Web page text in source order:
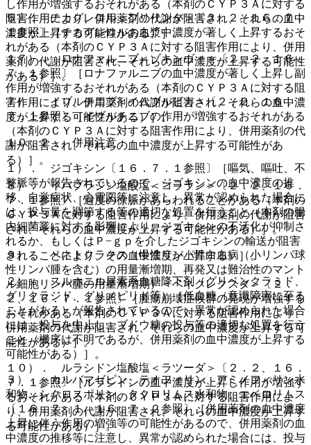
し作用が増強するおそれがある（本剤のＣＹＰ３Ａに対する
阻害作用により、併用薬剤の代謝が阻害され、それらの血中
濃度が上昇する可能性がある）］。
１７）． ロナファルニブ＜ゾキンヴィ＞〔２．２、１６．
７．１参照〕［ロナファルニブの血中濃度が著しく上昇し副
作用が増強するおそれがある（本剤のＣＹＰ３Ａに対する阻
害作用により、併用薬剤の代謝が阻害され、それらの血中濃
度が上昇する可能性がある）］。
１０．２． 併用注意：
１）． ジゴキシン〔１６．７．１参照〕［嘔気、嘔吐、不
整脈等が報告されているので、ジゴキシンの血中濃度の推
移、自覚症状、心電図等に注意し、異常が認められた場合に
は、投与量を調節する等の適切な処置を行うこと（本剤の腸
内細菌叢に対する影響により、ジゴキシンの不活化が抑制さ
れるか、もしくはＰ−ｇｐを介したジゴキシンの輸送が阻害
されることにより、その血中濃度が上昇する）］。
２）． スルホニル尿素系血糖降下剤（グリベンクラミド、
グリクラジド、グリメピリド等）［低血糖（意識障害に至る
ことがある）が報告されているので、異常が認められた場合
には、投与を中止し、ブドウ糖の投与等の適切な処置を行う
こと（機序は不明であるが、併用薬剤の血中濃度が上昇する
可能性がある）］。
３）． カルバマゼピン、テオフィリン、アミノフィリン水
和物、シクロスポリン、タクロリムス水和物、エベロリムス
〔１６．７．１、１６．７．２参照〕［併用薬剤の血中濃度
上昇に伴う作用の増強等の可能性があるので、併用薬剤の血
中濃度の推移等に注意し、異常が認められた場合には、投与
６）． チカグレロル＜ブリリンタ＞〔２．２、１６．７．
１参照〕［チカグレロルの血漿中濃度が著しく上昇するおそ
れがある（本剤のＣＹＰ３Ａに対する阻害作用により、併用
薬剤の代謝が阻害され、それらの血中濃度が上昇する可能性
がある）］。
７）． イブルチニブ＜イムブルビカ＞〔２．２、１６．
７．１参照〕［イブルチニブの作用が増強するおそれがある
（本剤のＣＹＰ３Ａに対する阻害作用により、併用薬剤の代
謝が阻害され、それらの血中濃度が上昇する可能性があ
る）］。
８）． イバブラジン塩酸塩＜コララン＞〔２．２、１６．
７．１参照〕［過度の徐脈があらわれることがある（本剤の
ＣＹＰ３Ａに対する阻害作用により、併用薬剤の代謝が阻害
され、それらの血中濃度が上昇する可能性がある）］。
９）． ベネトクラクス（慢性リンパ性白血病（小リンパ球
性リンパ腫を含む）の用量漸増期、再発又は難治性のマント
ル細胞リンパ腫の用量漸増期）＜ベネクレクスタ＞〔２．
２、１６．７．１参照〕［腫瘍崩壊症候群の発現が増強する
おそれがある（本剤のＣＹＰ３Ａに対する阻害作用により、
併用薬剤の代謝が阻害され、それらの血中濃度が上昇する可
能性がある）］。
１０）． ルラシドン塩酸塩＜ラツーダ＞〔２．２、１６．
７．１参照〕［ルラシドンの血中濃度が上昇し作用が増強す
るおそれがある（本剤のＣＹＰ３Ａに対する阻害作用によ
り、併用薬剤の代謝が阻害され、それらの血中濃度が上昇す
る可能性がある）］。